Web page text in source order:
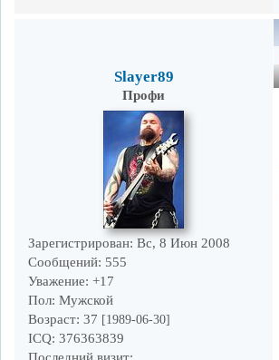
Slayer89
Профи
Зарегистрирован: Вс, 8 Июн 2008
Сообщений: 555
Уважение: +17
Пол: Мужской
Возраст: 37 [1989-06-30]
ICQ: 376363839